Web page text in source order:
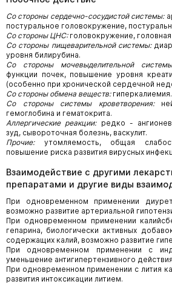
Со стороны сердечно-сосудистой системы:
постуральное головокружение,
Со стороны ЦНС:головокружение,
Со стороны пищеварительной системы:
уровня билирубина.
Со стороны мочевыделительной
функции почек, повышение уровня
(особенно при хронической сердечной
Со стороны обмена веществ:гиперкалиемия.
Со стороны системы кроветворения:
гемоглобина и гематокрита.
Аллергические реакции:редко -
зуд, сывороточная болезнь, васкулит.
Прочие:утомляемость, общая
повышение риска развития вирусных
Взаимодействие с другими
препаратами и другие виды
При одновременном применении
возможно развитие артериальной
При одновременном применении
гепарина, биологически активных
содержащих калий, возможно развитие
При одновременном применении с
уменьшение антигипертензивного
При одновременном применении с лития
развития интоксикации литием.